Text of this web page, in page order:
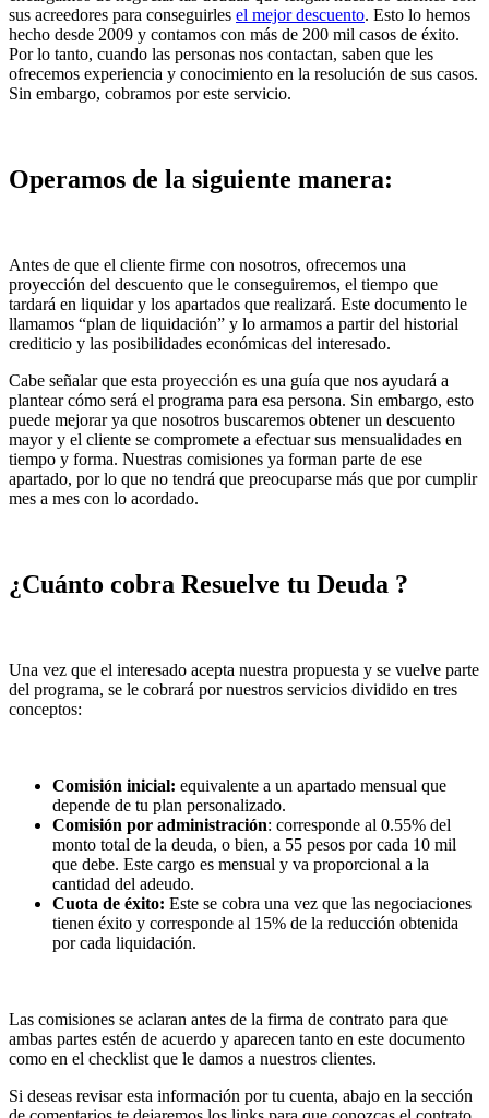
sus acreedores para conseguirles el mejor descuento. Esto lo hemos
hecho desde 2009 y contamos con más de 200 mil casos de éxito.
Por lo tanto, cuando las personas nos contactan, saben que les
ofrecemos experiencia y conocimiento en la resolución de sus casos.
Sin embargo, cobramos por este servicio.
Operamos de la siguiente manera:
Antes de que el cliente firme con nosotros, ofrecemos una
proyección del descuento que le conseguiremos, el tiempo que
tardará en liquidar y los apartados que realizará. Este documento le
llamamos “plan de liquidación” y lo armamos a partir del historial
crediticio y las posibilidades económicas del interesado.
Cabe señalar que esta proyección es una guía que nos ayudará a
plantear cómo será el programa para esa persona. Sin embargo, esto
puede mejorar ya que nosotros buscaremos obtener un descuento
mayor y el cliente se compromete a efectuar sus mensualidades en
tiempo y forma. Nuestras comisiones ya forman parte de ese
apartado, por lo que no tendrá que preocuparse más que por cumplir
mes a mes con lo acordado.
¿Cuánto cobra Resuelve tu Deuda ?
Una vez que el interesado acepta nuestra propuesta y se vuelve parte
del programa, se le cobrará por nuestros servicios dividido en tres
conceptos:
Comisión inicial: equivalente a un apartado mensual que
depende de tu plan personalizado.
Comisión por administración: corresponde al 0.55% del
monto total de la deuda, o bien, a 55 pesos por cada 10 mil
que debe. Este cargo es mensual y va proporcional a la
cantidad del adeudo.
Cuota de éxito: Este se cobra una vez que las negociaciones
tienen éxito y corresponde al 15% de la reducción obtenida
por cada liquidación.
Las comisiones se aclaran antes de la firma de contrato para que
ambas partes estén de acuerdo y aparecen tanto en este documento
como en el checklist que le damos a nuestros clientes.
Si deseas revisar esta información por tu cuenta, abajo en la sección